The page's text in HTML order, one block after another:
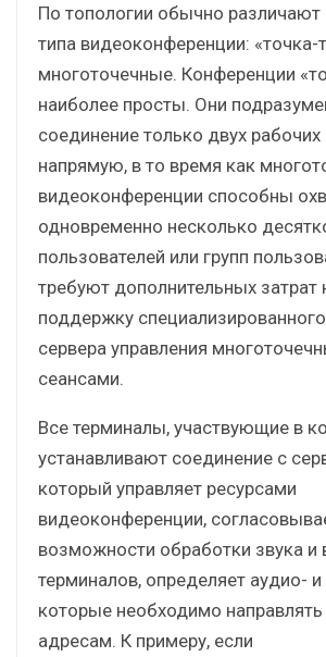
По топологии обычно
типа видеоконференции: «точка-
многоточечные. Конференции
наиболее просты. Они
соединение только двух рабочих
напрямую, в то время как
видеоконференции способны
одновременно несколько
пользователей или групп
требуют дополнительных затрат
поддержку
сервера управления
сеансами.
Все терминалы, участвующие в
устанавливают соединение с
который управляет ресурсами
видеоконференции,
возможности обработки звука и
терминалов, определяет аудио-
которые необходимо
адресам. К примеру, если